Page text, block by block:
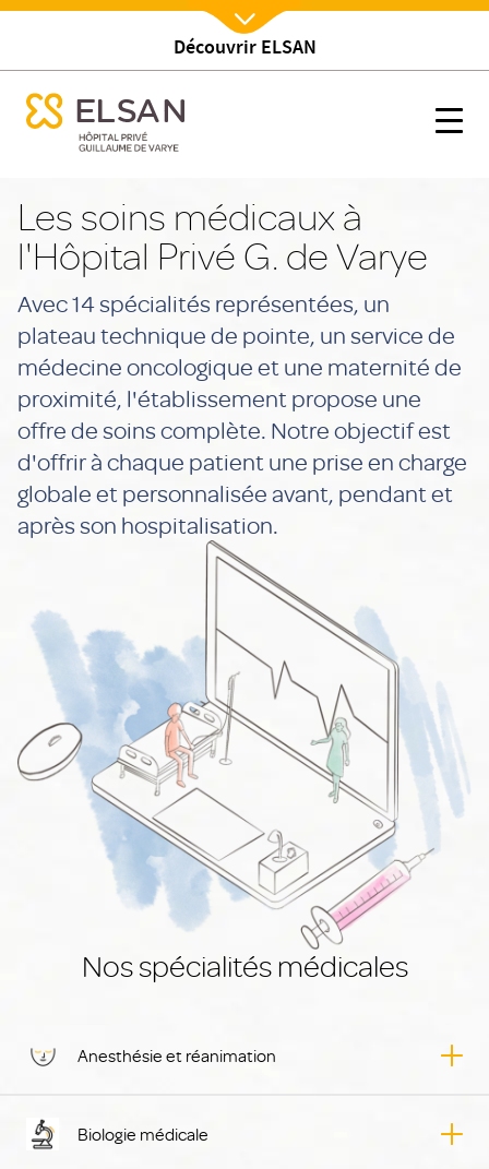
contenu
principal
Découvrir ELSAN
Soins
menu mobile
Nx:Afficher menu
menu mobile
Les soins médicaux à
l'Hôpital Privé G. de Varye
Avec 14 spécialités représentées, un
plateau technique de pointe, un service de
médecine oncologique et une maternité de
proximité, l'établissement propose une
offre de soins complète. Notre objectif est
d'offrir à chaque patient une prise en charge
globale et personnalisée avant, pendant et
après son hospitalisation.
Nos spécialités médicales
Anesthésie et réanimation
Biologie médicale